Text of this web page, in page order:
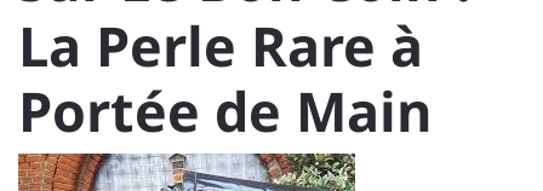
La Perle Rare à
Portée de Main